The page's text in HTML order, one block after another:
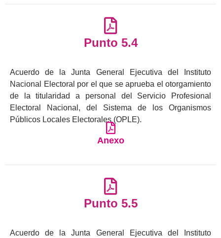
Punto 5.4
Acuerdo de la Junta General Ejecutiva del Instituto
Nacional Electoral por el que se aprueba el otorgamiento
de la titularidad a personal del Servicio Profesional
Electoral Nacional, del Sistema de los Organismos
Públicos Locales Electorales (OPLE).
Anexo
Punto 5.5
Acuerdo de la Junta General Ejecutiva del Instituto